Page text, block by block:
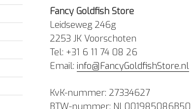
Fancy Goldfish Store
Leidseweg 246g
2253 JK Voorschoten
Tel: +31 6 11 74 08 26
Email: info@FancyGoldfishStore.nl
KvK-nummer: 27334627
BTW-nummer: NL001985086B50